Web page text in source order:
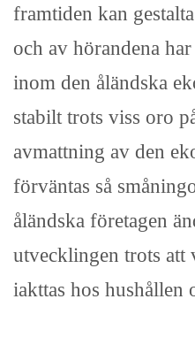
framtiden kan
och av hörandena
inom den åländska
stabilt trots viss oro
avmattning av den
förväntas så
åländska företagen
utvecklingen trots att
iakttas hos hushållen